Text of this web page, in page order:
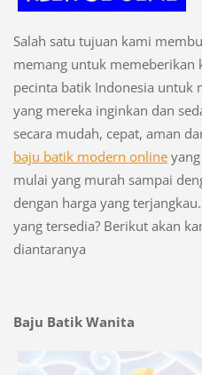
Salah satu tujuan kami
memang untuk memeberikan
pecinta batik Indonesia untuk
yang mereka inginkan dan
secara mudah, cepat, aman
baju batik modern onlineyang
mulai yang murah sampai
dengan harga yang
yang tersedia? Berikut akan
diantaranya
Baju Batik Wanita